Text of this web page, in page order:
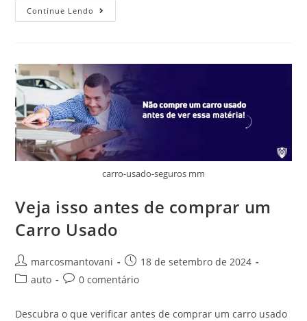
Continue Lendo
carro-usado-seguros mm
Veja isso antes de comprar um
Carro Usado
marcosmantovani
18 de setembro de 2024
auto
0 comentário
Descubra o que verificar antes de comprar um carro usado